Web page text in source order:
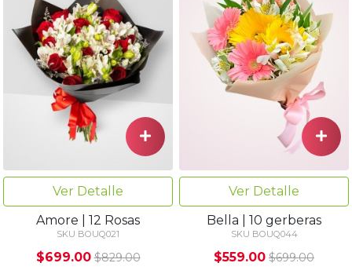
Ver Detalle
Amore | 12 Rosas
SKU BOUQ021
$699.00 $829.00
Ver Detalle
Bella | 10 gerberas
SKU BOUQ044
$559.00 $699.00